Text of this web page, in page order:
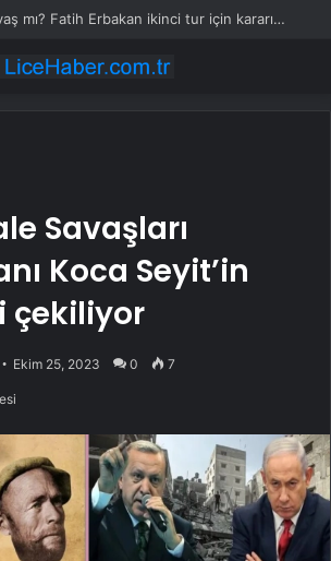
Erdoğan mı Yavaş mı? Fatih Erbakan ikinci tur için kararını açıkladı
Savaşları
Koca Seyit’in
çekiliyor
Ekim 25, 2023 0 7